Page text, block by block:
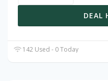
DEAL
142 Used - 0 Today